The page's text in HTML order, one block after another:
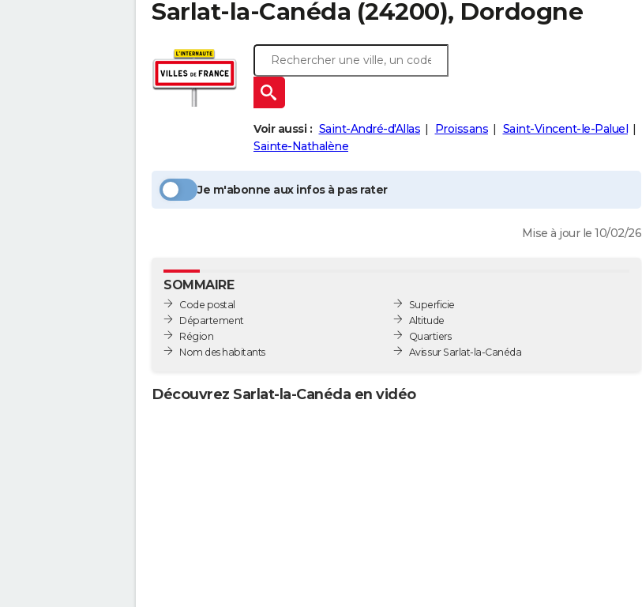
Sarlat-la-Canéda (24200), Dordogne
Voir aussi : Saint-André-d'Allas Proissans
Saint-Vincent-le-Paluel
Sainte-Nathalène
Je m'abonne aux infos à pas rater
Mise à jour le 10/02/26
SOMMAIRE
Code postal
Département
Région
Nom des habitants
Superficie
Altitude
Quartiers
Avis sur Sarlat-la-Canéda
Découvrez Sarlat-la-Canéda en vidéo